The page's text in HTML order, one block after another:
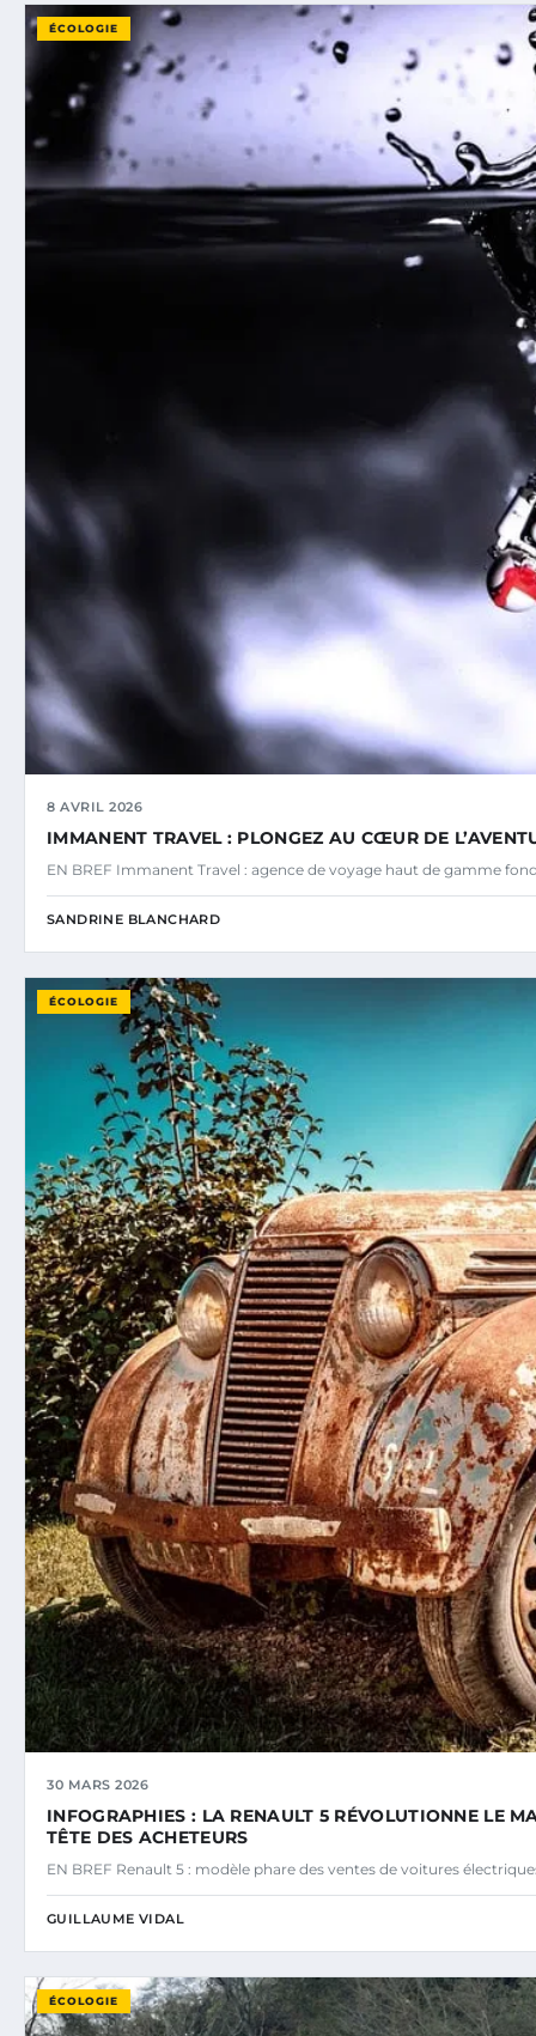
ÉCOLOGIE
8 AVRIL 2026
IMMANENT TRAVEL : PLONGEZ AU CŒUR DE
EN BREF Immanent Travel : agence de voyage haut de gamme
SANDRINE BLANCHARD
ÉCOLOGIE
30 MARS 2026
INFOGRAPHIES : LA RENAULT 5 RÉVOLUTIONNE LE
TÊTE DES ACHETEURS
EN BREF Renault 5 : modèle phare des ventes de voitures
GUILLAUME VIDAL
ÉCOLOGIE